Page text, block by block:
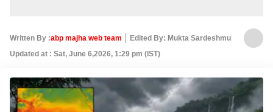
Written By :abp majha web team
Edited By: Mukta Sardeshmukh
Updated at : Sat, June 6,2026, 1:29 pm (IST)